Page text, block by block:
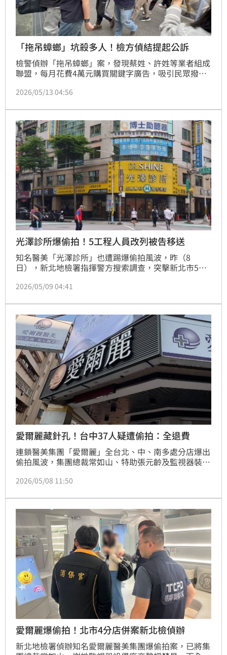
「拖吊蟑螂」坑殺多人！檢方偵結提起公訴
檢警偵辦「拖吊蟑螂」案，發現蔡姓、許姓等業者組成
聯盟，每月花費4萬元購買關鍵字廣告，吸引民眾撥打
人簽立合約，抵達指定地點後再變臉加價。檢警介入調
欺、恐嚇取財及組織犯罪等罪嫌移送。新北地檢署偵
結，依涉犯詐欺、指揮犯罪組織罪、詐欺取財罪、恐嚇
危害安全等罪嫌，起訴蔡姓、許姓業者。
2026/05/13 04:56
光澤診所爆偷拍！5工程人員改列被告移送
知名醫美「光澤診所」也遭踢爆偷拍風波，昨（8
日），新北地檢署指揮警方搜索調查，突擊新北市5家
姓經理及設備商唐姓工程師，其中2人因涉嫌重大，改
拍的私密裸露影像，且影像中出現多處「空白斷點」，
不排除案發後遭企圖滅證，9日，警方再帶回5名IT部員
工、訊後將5人依妨害秘密、妨害性隱私等罪嫌，移送
新北地檢署偵辦。
2026/05/09 04:41
愛爾麗藏針孔！台中37人疑遭偷拍：全退費
連鎖醫美集團「愛爾麗」全台北、中、南多處分店爆出
偷拍風波，集團總裁常如山、特助張元齡及監視器裝設
已有37名消費者懷疑自己遭偷拍，向消保官申訴要求愛
2026/05/08 11:50
愛爾麗爆偷拍！北市4分店併案新北檢偵辦
新北地檢署偵辦知名愛爾麗醫美集團爆偷拍案，已將集